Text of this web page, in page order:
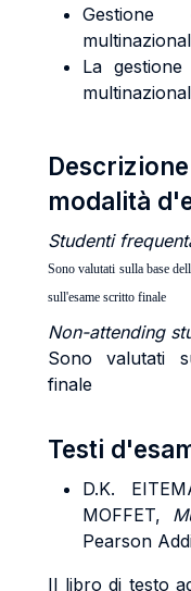
Gestione
La
modalità
Studenti
Sono valutati sulla base
sull'esame scritto finale
Non-attending
Sono valutati
finale
Testi
D.K.
MOFFET,
Pearson
Il libro di testo